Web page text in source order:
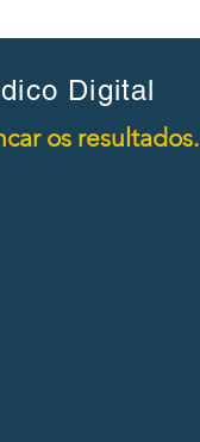
Digital
os resultados.